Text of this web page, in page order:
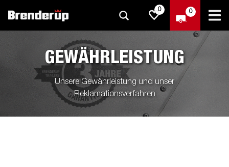
0 0
GEWÄHRLEISTUNG
Unsere Gewährleistung und unser
Reklamationsverfahren